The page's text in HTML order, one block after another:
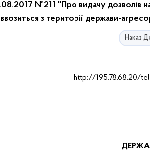
№211 "Про видачу дозволів
ввозиться з території держави-
Наказ